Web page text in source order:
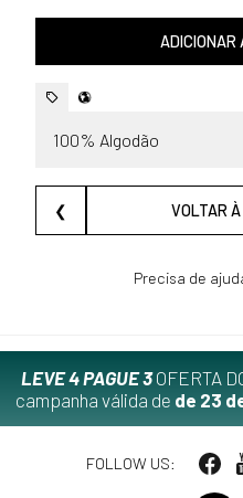
ADICIONAR
100% Algodão
❮ VOLTAR
Precisa de
LEVE 4 PAGUE 3OFERTA
campanha válida de de 23
FOLLOW US: